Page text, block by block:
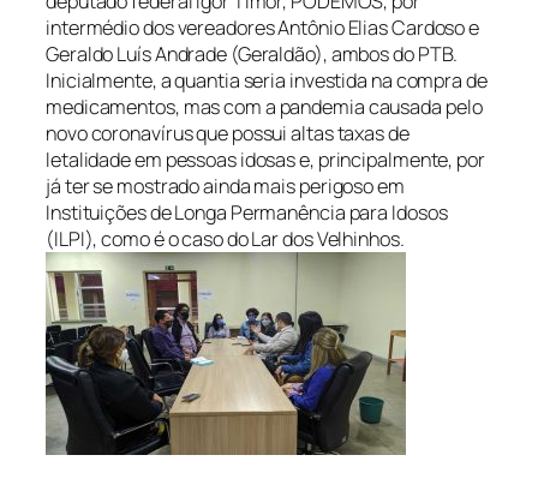
intermédio dos vereadores Antônio Elias Cardoso e
Geraldo Luís Andrade (Geraldão), ambos do PTB.
Inicialmente, a quantia seria investida na compra de
medicamentos, mas com a pandemia causada pelo
novo coronavírus que possui altas taxas de
letalidade em pessoas idosas e, principalmente, por
já ter se mostrado ainda mais perigoso em
Instituições de Longa Permanência para Idosos
(ILPI), como é o caso do Lar dos Velhinhos.